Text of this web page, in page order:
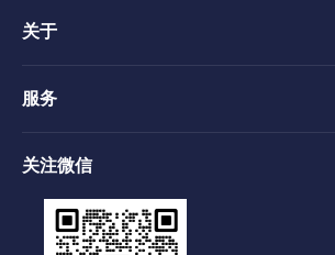
关于
服务
关注微信